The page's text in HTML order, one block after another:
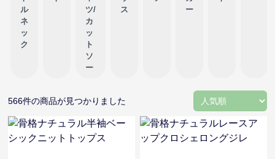
ル
ネ
ッ
ク
ツ/
カ
ッ
ト
ソ
ー
ス
ー
566件の商品が見つかりました